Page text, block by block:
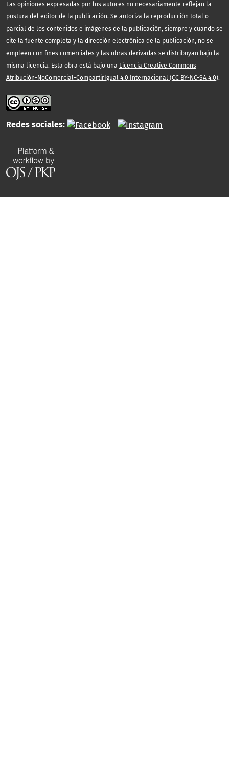
Las opiniones expresadas por los autores no necesariamente reflejan la
postura del editor de la publicación. Se autoriza la reproducción total o
parcial de los contenidos e imágenes de la publicación, siempre y cuando se
cite la fuente completa y la dirección electrónica de la publicación, no se
empleen con fines comerciales y las obras derivadas se distribuyan bajo la
misma licencia. Esta obra está bajo una Licencia Creative Commons
Atribución-NoComercial-CompartirIgual 4.0 Internacional (CC BY-NC-SA 4.0).
Redes sociales: